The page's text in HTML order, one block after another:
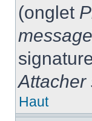
(onglet
message
Attacher
Haut